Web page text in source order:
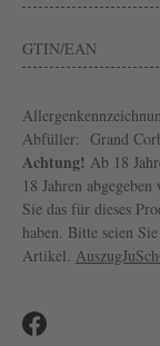
GTIN/EAN
Abfüller: Grand
Achtung! Ab 18
18 Jahren
Sie das für dieses
haben. Bitte seien
Artikel.